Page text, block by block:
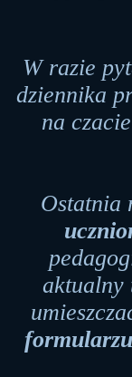
W razie
dziennika
na
Ostatnia
aktualny
formularzu